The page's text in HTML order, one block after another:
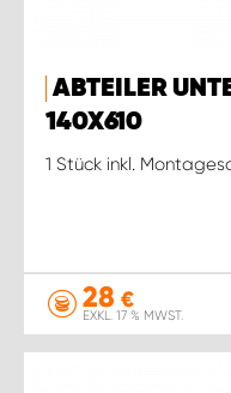
ABTEILER
140X610
1 Stück inkl.
28 €
EXKL. 17 % MWST.